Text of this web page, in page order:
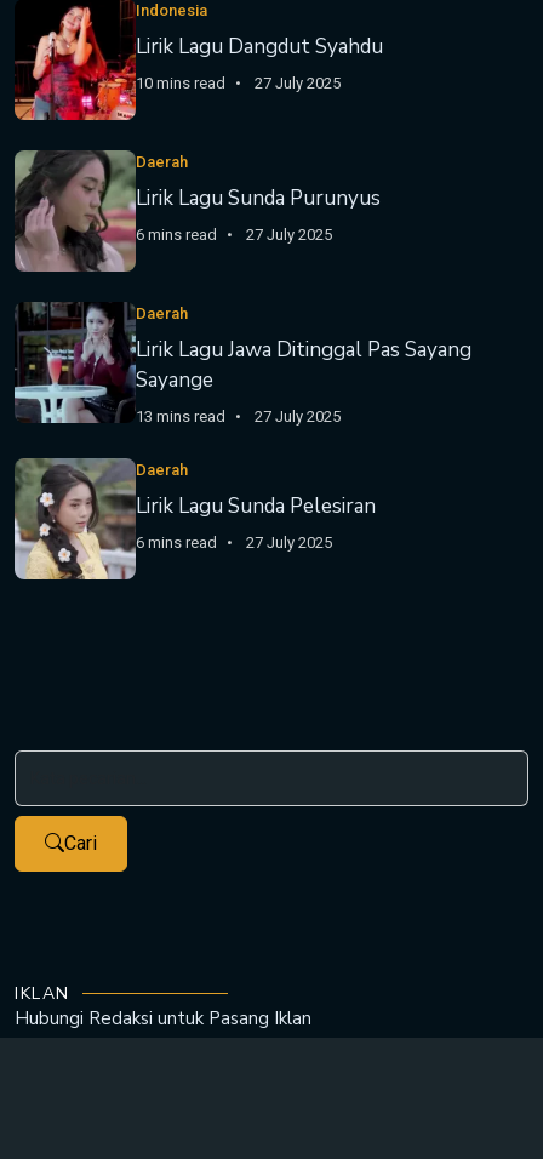
Indonesia
Lirik Lagu Dangdut Syahdu
10 mins read 27 July 2025
Daerah
Lirik Lagu Sunda Purunyus
6 mins read 27 July 2025
Daerah
Lirik Lagu Jawa Ditinggal Pas Sayang
Sayange
13 mins read 27 July 2025
Daerah
Lirik Lagu Sunda Pelesiran
6 mins read 27 July 2025
Cari
IKLAN
Hubungi Redaksi untuk Pasang Iklan